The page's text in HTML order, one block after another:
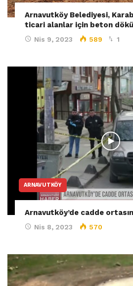
Arnavutköy Belediyesi,
ticari alanlar için beton
Nis 9, 2023 589 1
ARNAVUTKÖY
Arnavutköy’de cadde
Nis 8, 2023 570